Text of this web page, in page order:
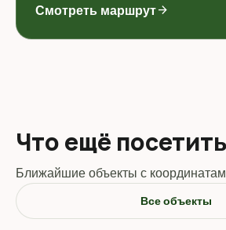
Смотреть маршрутarrow_forward
Что ещё
Ближайшие объекты с
Все объекты